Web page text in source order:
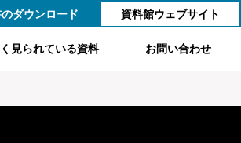
ダウンロード 資料館ウェブサイト
見られている資料 お問い合わせ